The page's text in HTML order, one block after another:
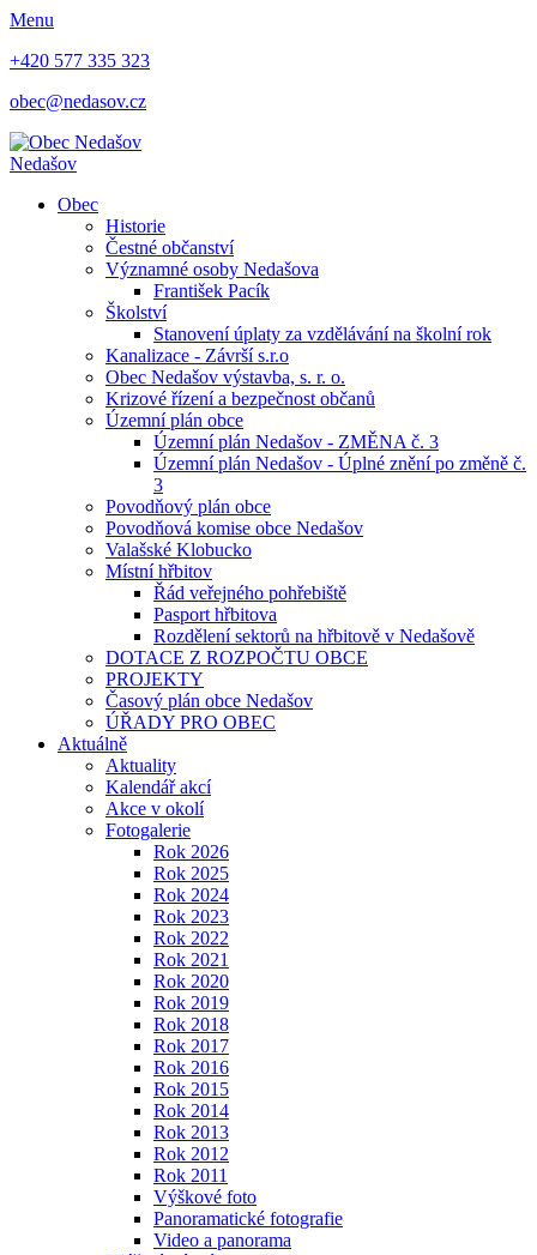
Menu
+420 577 335 323
obec@nedasov.cz
Nedašov
Obec
Historie
Čestné občanství
Významné osoby Nedašova
František Pacík
Školství
Stanovení úplaty za vzdělávání na školní rok
Kanalizace - Závrší s.r.o
Obec Nedašov výstavba, s. r. o.
Krizové řízení a bezpečnost občanů
Územní plán obce
Územní plán Nedašov - ZMĚNA č. 3
Územní plán Nedašov - Úplné znění po změně č.
3
Povodňový plán obce
Povodňová komise obce Nedašov
Valašské Klobucko
Místní hřbitov
Řád veřejného pohřebiště
Pasport hřbitova
Rozdělení sektorů na hřbitově v Nedašově
DOTACE Z ROZPOČTU OBCE
PROJEKTY
Časový plán obce Nedašov
ÚŘADY PRO OBEC
Aktuálně
Aktuality
Kalendář akcí
Akce v okolí
Fotogalerie
Rok 2026
Rok 2025
Rok 2024
Rok 2023
Rok 2022
Rok 2021
Rok 2020
Rok 2019
Rok 2018
Rok 2017
Rok 2016
Rok 2015
Rok 2014
Rok 2013
Rok 2012
Rok 2011
Výškové foto
Panoramatické fotografie
Video a panorama